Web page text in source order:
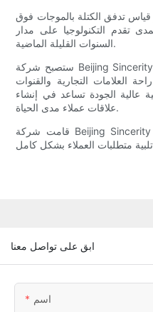
تدفق الكتلة بالموجات فوق
تقدم التكنولوجيا على مدار
السنوات القليلة الماضية.
ستصبح شركة Beijing Sincerity Automatic Equipment Co., Ltd.
العلامات التجارية والقنوات
عالية الجودة تساعد في إنشاء
علاقات عملاء مدى الحياة.
قامت شركة Beijing Sincerity Automatic Equipment Co., Ltd
ابق على تواصل معنا
اسم